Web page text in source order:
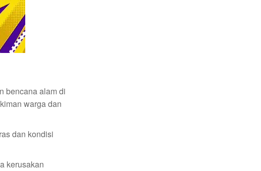
bencana alam di
warga dan
dan kondisi
kerusakan